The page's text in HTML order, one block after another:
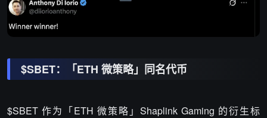
$SBET：「ETH 微策略」同名代币
$SBET 作为「ETH 微策略」Shaplink Gaming 的衍生标